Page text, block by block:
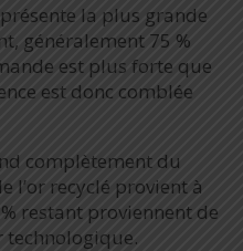
la plus grande
généralement 75 %
est plus forte que
est donc comblée
complètement du
l’or recyclé provient à
restant proviennent de
technologique.